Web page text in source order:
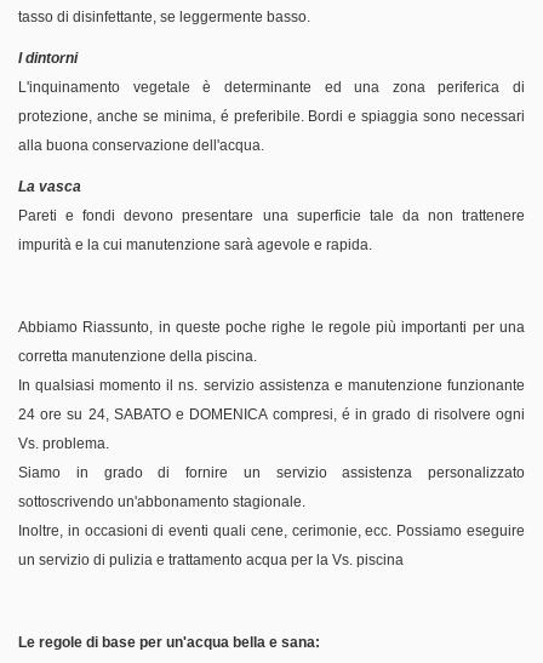
tasso di disinfettante, se leggermente basso.
I dintorni
L'inquinamento vegetale è determinante ed una zona periferica di
protezione, anche se minima, é preferibile. Bordi e spiaggia sono necessari
alla buona conservazione dell'acqua.
La vasca
Pareti e fondi devono presentare una superficie tale da non trattenere
impurità e la cui manutenzione sarà agevole e rapida.
Abbiamo Riassunto, in queste poche righe le regole più importanti per una
corretta manutenzione della piscina.
In qualsiasi momento il ns. servizio assistenza e manutenzione funzionante
24 ore su 24, SABATO e DOMENICA compresi, é in grado di risolvere ogni
Vs. problema.
Siamo in grado di fornire un servizio assistenza personalizzato
sottoscrivendo un'abbonamento stagionale.
Inoltre, in occasioni di eventi quali cene, cerimonie, ecc. Possiamo eseguire
un servizio di pulizia e trattamento acqua per la Vs. piscina
Le regole di base per un'acqua bella e sana: